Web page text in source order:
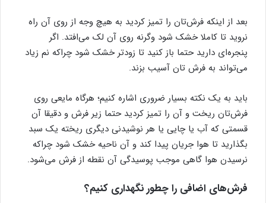
بعد از اینکه فرش‌تان را تمیز کردید به هیچ وجه از روی آن راه
نروید تا کاملا خشک شود وگرنه روی آن لک می‌افتد. اگر
پنجره‌ای دارید حتما باز کنید تا زودتر خشک شود چراکه نم زیاد
می‌تواند به فرش تان آسیب بزند.
باید به یک نکته بسیار ضروری اشاره کنیم؛ هرگاه مایعی روی
فرش‌تان ریخت و آن را تمیز کردید حتما زیر فرش و دقیقا آن
قسمتی که آب یا چایی یا هر نوشیدنی دیگری ریخته یک سبد
بگذارید تا هوا جریان پیدا کند و آن ناحیه خشک شود چراکه
نرسیدن هوا گاهی موجب پوسیدگی آن نقطه از فرش می‌شود.
فرش‌های اضافی را چطور نگهداری کنیم؟